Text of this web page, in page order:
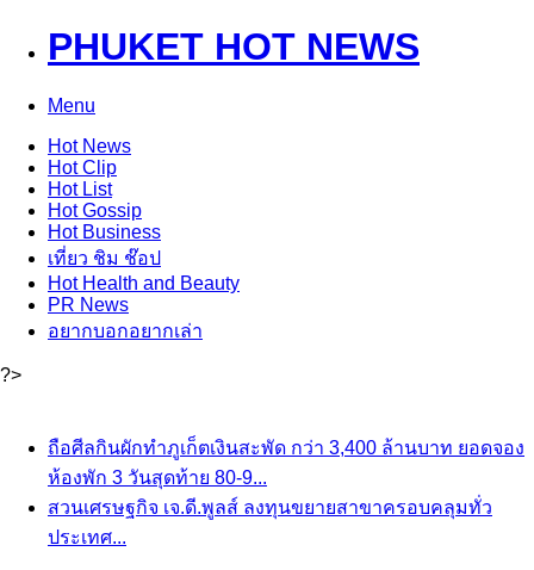
PHUKET HOT NEWS
Menu
HotNews
HotClip
HotList
HotGossip
HotBusiness
เที่ยว ชิม ช๊อป
HotHealth and Beauty
PR News
อยากบอกอยากเล่า
?>
ถือศีลกินผักทำภูเก็ตเงินสะพัด กว่า 3,400 ล้านบาท ยอดจอง
ห้องพัก 3 วันสุดท้าย 80-9...
สวนเศรษฐกิจ เจ.ดี.พูลส์ ลงทุนขยายสาขาครอบคลุมทั่ว
ประเทศ...